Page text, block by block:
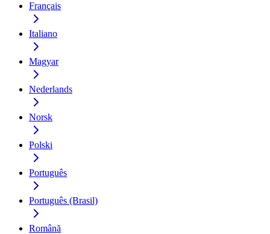
Français
Italiano
Magyar
Nederlands
Norsk
Polski
Português
Português (Brasil)
Română